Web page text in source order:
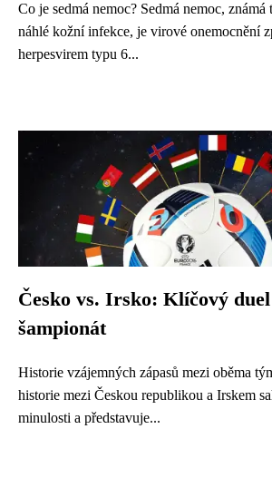
Co je sedmá nemoc? Sedmá nemoc,
náhlé kožní infekce, je virové onemocnění
herpesvirem typu 6...
Česko vs. Irsko: Klíčový
šampionát
Historie vzájemných zápasů mezi oběma
historie mezi Českou republikou a Irskem
minulosti a představuje...